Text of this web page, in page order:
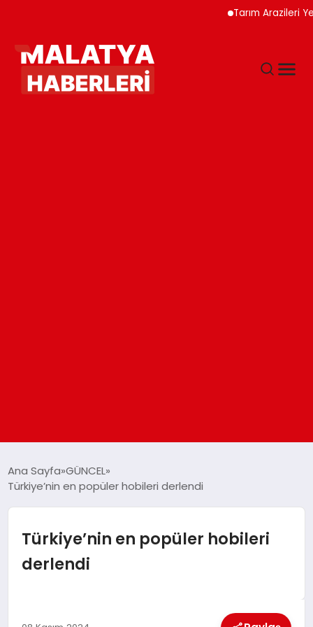
Tarım Arazileri Yeni
DÜNYA
Ana Sayfa GÜNCEL
Türkiye’nin en popüler hobileri derlendi
Türkiye’nin en popüler hobileri
derlendi